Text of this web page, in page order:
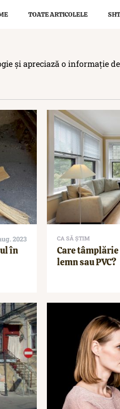
TOATE ARTICOLELE
și apreciază o informație
2023
în
CA SĂ ȘTIM
Care
lemn sau PVC?